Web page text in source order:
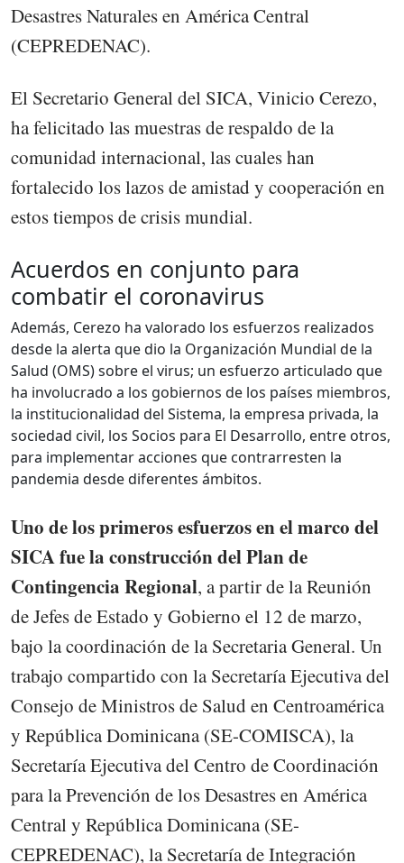
Desastres Naturales en América Central
(CEPREDENAC).
El Secretario General del SICA, Vinicio Cerezo,
ha felicitado las muestras de respaldo de la
comunidad internacional, las cuales han
fortalecido los lazos de amistad y cooperación en
estos tiempos de crisis mundial.
Acuerdos en conjunto para
combatir el coronavirus
Además, Cerezo ha valorado los esfuerzos realizados
desde la alerta que dio la Organización Mundial de la
Salud (OMS) sobre el virus; un esfuerzo articulado que
ha involucrado a los gobiernos de los países miembros,
la institucionalidad del Sistema, la empresa privada, la
sociedad civil, los Socios para El Desarrollo, entre otros,
para implementar acciones que contrarresten la
pandemia desde diferentes ámbitos.
Uno de los primeros esfuerzos en el marco del
SICA fue la construcción del Plan de
Contingencia Regional, a partir de la Reunión
de Jefes de Estado y Gobierno el 12 de marzo,
bajo la coordinación de la Secretaria General. Un
trabajo compartido con la Secretaría Ejecutiva del
Consejo de Ministros de Salud en Centroamérica
y República Dominicana (SE-COMISCA), la
Secretaría Ejecutiva del Centro de Coordinación
para la Prevención de los Desastres en América
Central y República Dominicana (SE-
CEPREDENAC), la Secretaría de Integración